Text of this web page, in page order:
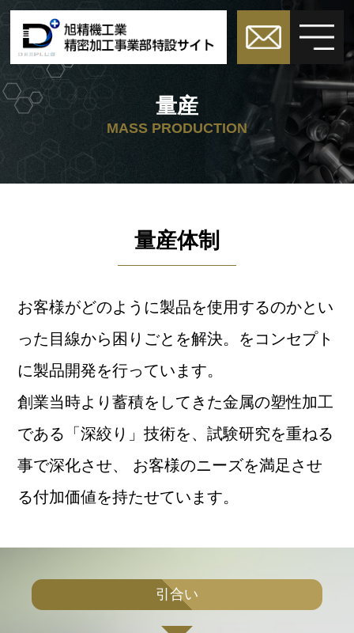
量産
MASS PRODUCTION
量産体制
お客様がどのように製品を使用するのかとい
った目線から困りごとを解決。をコンセプト
に製品開発を行っています。
創業当時より蓄積をしてきた金属の塑性加工
である「深絞り」技術を、試験研究を重ねる
事で深化させ、
お客様のニーズを満足させ
る付加価値を持たせています。
引合い